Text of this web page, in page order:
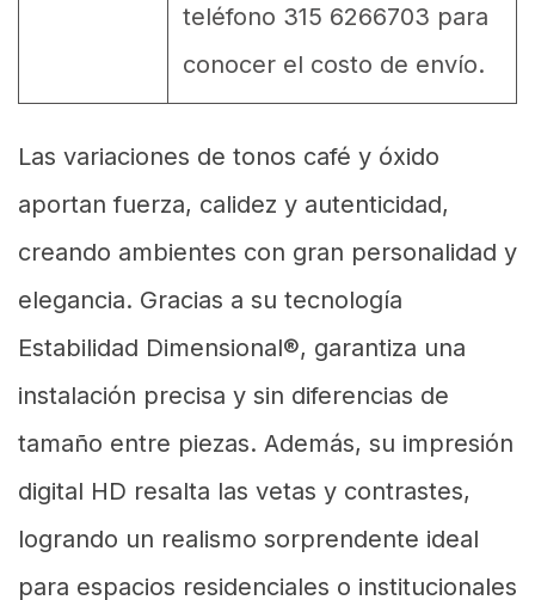
teléfono 315 6266703 para
conocer el costo de envío.
Las variaciones de tonos café y óxido
aportan fuerza, calidez y autenticidad,
creando ambientes con gran personalidad y
elegancia. Gracias a su tecnología
Estabilidad Dimensional®, garantiza una
instalación precisa y sin diferencias de
tamaño entre piezas. Además, su impresión
digital HD resalta las vetas y contrastes,
logrando un realismo sorprendente ideal
para espacios residenciales o institucionales